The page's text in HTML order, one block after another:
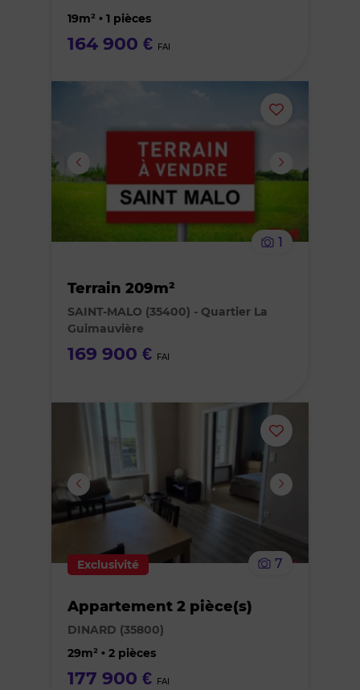
19m² • 1 pièces
164 900 € FAI
Ajouter
supprimer
1
Terrain 209m²
SAINT-MALO (35400) - Quartier La
Guimauvière
169 900 € FAI
Ajouter
ou
Exclusivité 7
Appartement 2 pièce(s)
DINARD (35800)
29m² • 2 pièces
177 900 € FAI